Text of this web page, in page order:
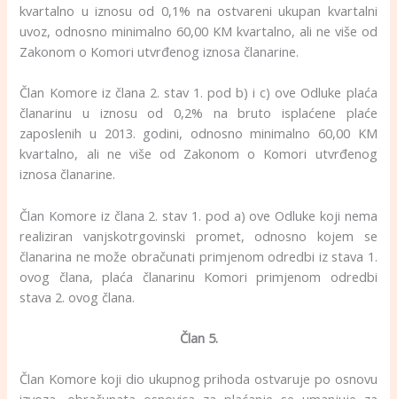
kvartalno u iznosu od 0,1% na ostvareni ukupan kvartalni
uvoz, odnosno minimalno 60,00 KM kvartalno, ali ne više od
Zakonom o Komori utvrđenog iznosa članarine.
Član Komore iz člana 2. stav 1. pod b) i c) ove Odluke plaća
članarinu u iznosu od 0,2% na bruto isplaćene plaće
zaposlenih u 2013. godini, odnosno minimalno 60,00 KM
kvartalno, ali ne više od Zakonom o Komori utvrđenog
iznosa članarine.
Član Komore iz člana 2. stav 1. pod a) ove Odluke koji nema
realiziran vanjskotrgovinski promet, odnosno kojem se
članarina ne može obračunati primjenom odredbi iz stava 1.
ovog člana, plaća članarinu Komori primjenom odredbi
stava 2. ovog člana.
Član 5.
Član Komore koji dio ukupnog prihoda ostvaruje po osnovu